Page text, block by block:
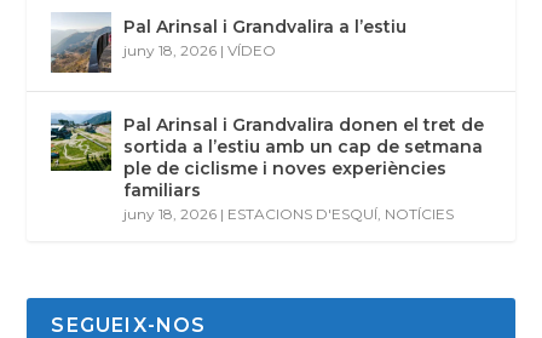
Pal Arinsal i Grandvalira a l’estiu
juny 18, 2026 |VÍDEO
Pal Arinsal i Grandvalira donen el tret de
sortida a l’estiu amb un cap de setmana
ple de ciclisme i noves experiències
familiars
juny 18, 2026 | ESTACIONS D'ESQUÍ, NOTÍCIES
SEGUEIX-NOS